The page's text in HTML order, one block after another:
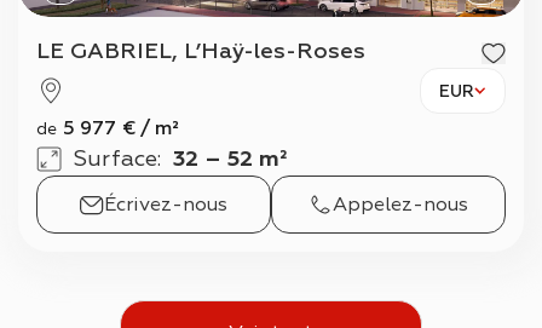
LE GABRIEL, L’Haÿ-les-Roses
EUR
de 5 977 € / m²
Surface: 32 – 52 m²
Écrivez-nous Appelez-nous